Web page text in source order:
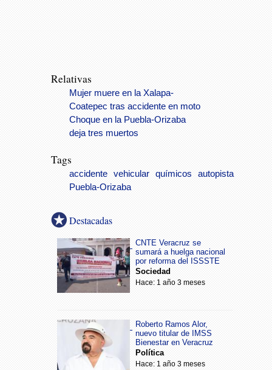
Relativas
Mujer muere en la Xalapa-
Coatepec tras accidente en moto
Choque en la Puebla-Orizaba
deja tres muertos
Tags
accidente vehicular químicos
autopista
Puebla-Orizaba
Destacadas
CNTE Veracruz se
sumará a huelga nacional
por reforma del ISSSTE
Sociedad
Hace: 1 año 3 meses
Roberto Ramos Alor,
nuevo titular de IMSS
Bienestar en Veracruz
Política
Hace: 1 año 3 meses